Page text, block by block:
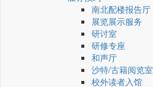
南北配楼报告厅
展览展示服务
研讨室
研修专座
和声厅
沙特/古籍阅览室
校外读者入馆